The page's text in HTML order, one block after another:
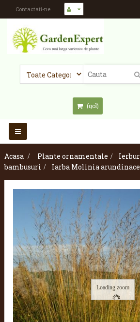
Contactati-ne
(gol)
Toggle
navigation
Acasa
> Plante ornamentale >
bambusuri > Iarba Molinia
Loading zoom